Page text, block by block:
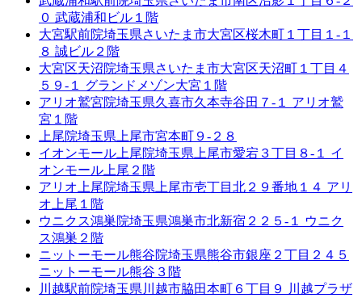
０ 武蔵浦和ビル１階
大宮駅前院埼玉県さいたま市大宮区桜木町１丁目１-１
８ 誠ビル２階
大宮区天沼院埼玉県さいたま市大宮区天沼町１丁目４
５９-１ グランドメゾン大宮１階
アリオ鷲宮院埼玉県久喜市久本寺谷田７-１ アリオ鷲
宮１階
上尾院埼玉県上尾市宮本町９-２８
イオンモール上尾院埼玉県上尾市愛宕３丁目８-１ イ
オンモール上尾２階
アリオ上尾院埼玉県上尾市壱丁目北２９番地１４ アリ
オ上尾１階
ウニクス鴻巣院埼玉県鴻巣市北新宿２２５-１ ウニク
ス鴻巣２階
ニットーモール熊谷院埼玉県熊谷市銀座２丁目２４５
ニットーモール熊谷３階
川越駅前院埼玉県川越市脇田本町６丁目９ 川越プラザ